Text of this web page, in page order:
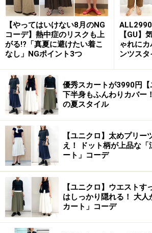
【やってはいけない8月のNG
コーデ】熱中症のリスクも上
がる!?「真夏に避けたい着こ
なし」NGポイント3つ
【GU】
ゃれに
ンツス
優秀スカートが3990円
下半身もふんわりカバー
の夏スタイル
【ユニクロ】太めプリー
え！ ドット柄が上品な
ート」コーデ
【ユニクロ】ウエスト
はしっかり隠れる！ 大人
カート」コーデ